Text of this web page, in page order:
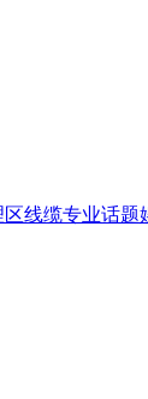
区线缆专业话题